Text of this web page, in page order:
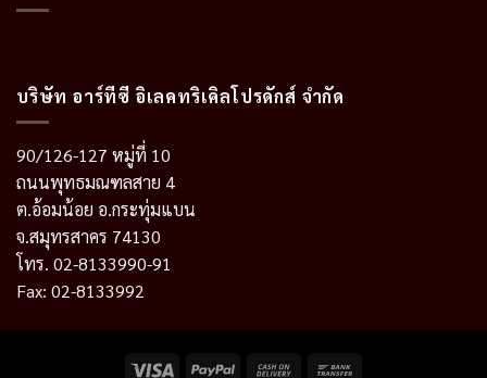
บริษัท อาร์ทีซี อิเลคทริเคิลโปรดักส์ จำกัด
90/126-127 หมู่ที่ 10
ถนนพุทธมณฑลสาย 4
ต.อ้อมน้อย อ.กระทุ่มแบน
จ.สมุทรสาคร 74130
โทร. 02-8133990-91
Fax: 02-8133992